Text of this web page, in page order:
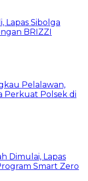
Lapas Sibolga
BRIZZI
Pelalawan,
Perkuat Polsek di
Dimulai, Lapas
Smart Zero